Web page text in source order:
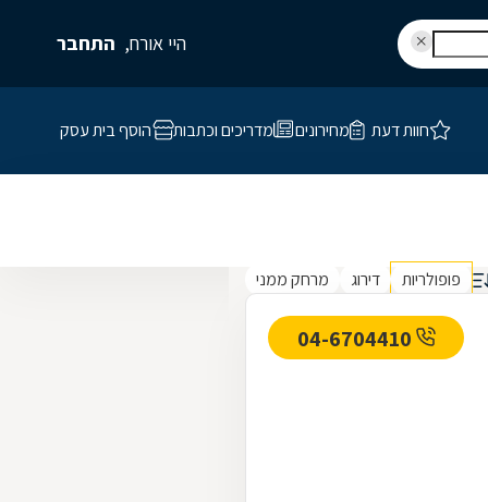
היי אורח, התחבר
חוות דעת מחירונים מדריכים וכתבות הוסף בית עסק
פופולריות דירוג מרחק ממני